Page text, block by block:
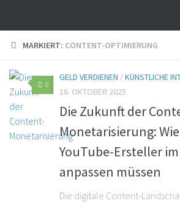
MARKIERT: CONTENT-OPTIMIERUNG
0
GELD VERDIENEN /KÜNSTLICHE
16. OKTOBER 2025
Die Zukunft der
Monetarisierung:
YouTube-Ersteller
anpassen müssen
Die digitale Content-